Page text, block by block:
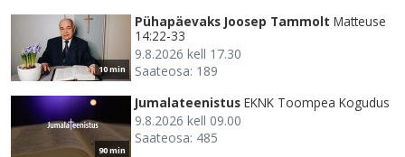
10 min
Pühapäevaks Joosep Tammolt Matteuse
14:22-33
9.8.2026 kell 17.30
Saateosa: 189
90 min
Jumalateenistus EKNK Toompea Kogudus
9.8.2026 kell 09.00
Saateosa: 485